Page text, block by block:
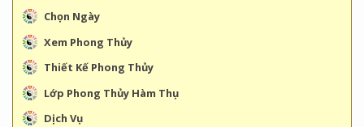
Chọn Ngày
Xem Phong Thủy
Thiết Kế Phong Thủy
Lớp Phong Thủy Hàm Thụ
Dịch Vụ